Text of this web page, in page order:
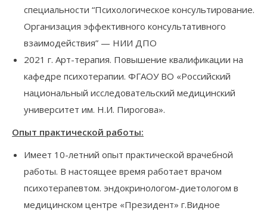
специальности “Психологическое консультирование.
Организация эффективного консультативного
взаимодействия” — НИИ ДПО
2021 г. Арт-терапия. Повышение квалификации на
кафедре психотерапии. ФГАОУ ВО «Российский
национальный исследовательский медицинский
университет им. Н.И. Пирогова».
Опыт практической работы:
Имеет 10-летний опыт практической врачебной
работы. В настоящее время работает врачом
психотерапевтом. эндокринологом-диетологом в
медицинском центре «Президент» г.Видное